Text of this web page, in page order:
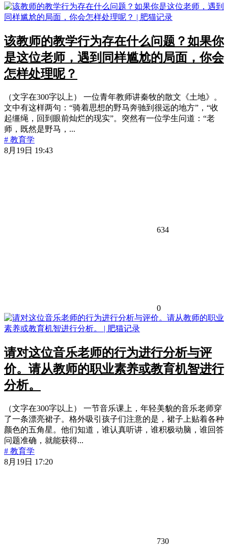
该教师的教学行为存在什么问题？如果你
是这位老师，遇到同样尴尬的局面，你会
怎样处理呢？
（文字在300字以上） 一位青年教师讲秦牧的散文《土地》。
文中有这样两句：“骑着思想的野马奔驰到很远的地方”，“收
起缰绳，回到眼前灿烂的现实”。突然有一位学生问道：“老
师，既然是野马，...
# 教育学
8月19日 19:43
634
0
请对这位音乐老师的行为进行分析与评
价。请从教师的职业素养或教育机智进行
分析。
（文字在300字以上） 一节音乐课上，年轻美貌的音乐老师穿
了一条漂亮裙子。格外吸引孩子们注意的是，裙子上贴着各种
颜色的五角星。他们知道，谁认真听讲，谁积极动脑，谁回答
问题准确，就能获得...
# 教育学
8月19日 17:20
730